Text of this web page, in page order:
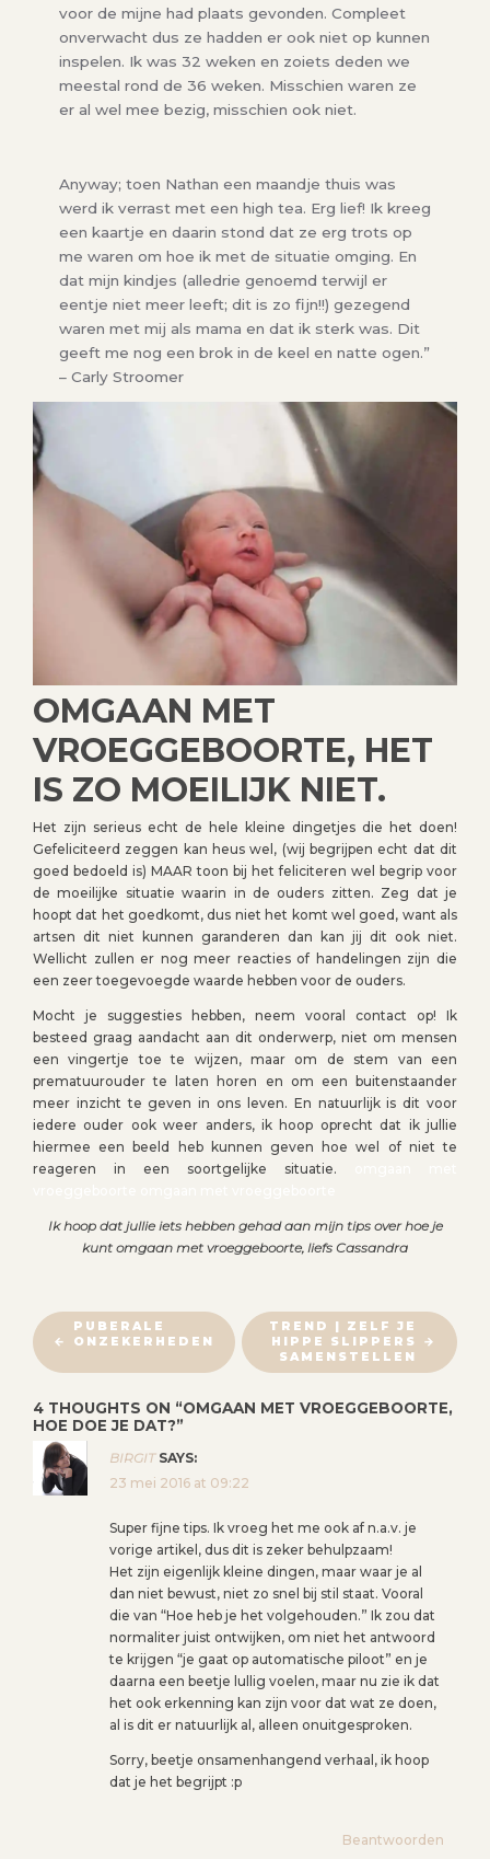
voor de mijne had plaats gevonden. Compleet
onverwacht dus ze hadden er ook niet op kunnen
inspelen. Ik was 32 weken en zoiets deden we
meestal rond de 36 weken. Misschien waren ze
er al wel mee bezig, misschien ook niet.
Anyway; toen Nathan een maandje thuis was
werd ik verrast met een high tea. Erg lief! Ik kreeg
een kaartje en daarin stond dat ze erg trots op
me waren om hoe ik met de situatie omging. En
dat mijn kindjes (alledrie genoemd terwijl er
eentje niet meer leeft; dit is zo fijn!!) gezegend
waren met mij als mama en dat ik sterk was. Dit
geeft me nog een brok in de keel en natte ogen.”
– Carly Stroomer
OMGAAN MET
VROEGGEBOORTE, HET
IS ZO MOEILIJK NIET.
Het zijn serieus echt de hele kleine dingetjes die het doen!
Gefeliciteerd zeggen kan heus wel, (wij begrijpen echt dat dit
goed bedoeld is) MAAR toon bij het feliciteren wel begrip voor
de moeilijke situatie waarin in de ouders zitten. Zeg dat je
hoopt dat het goedkomt, dus niet het komt wel goed, want als
artsen dit niet kunnen garanderen dan kan jij dit ook niet.
Wellicht zullen er nog meer reacties of handelingen zijn die
een zeer toegevoegde waarde hebben voor de ouders.
Mocht je suggesties hebben, neem vooral contact op! Ik
besteed graag aandacht aan dit onderwerp, niet om mensen
een vingertje toe te wijzen, maar om de stem van een
prematuurouder te laten horen en om een buitenstaander
meer inzicht te geven in ons leven. En natuurlijk is dit voor
iedere ouder ook weer anders, ik hoop oprecht dat ik jullie
hiermee een beeld heb kunnen geven hoe wel of niet te
reageren in een soortgelijke situatie.
Ik hoop dat jullie iets hebben gehad aan mijn tips over hoe je
kunt omgaan met vroeggeboorte, liefs Cassandra
B
E
I
C
H
T
PUBERALE
ONZEKERHEDEN
TREND | ZELF JE
HIPPE SLIPPERS
SAMENSTELLEN
4 THOUGHTS ON “OMGAAN MET VROEGGEBOORTE,
HOE DOE JE DAT?”
BIRGIT SAYS:
23 mei 2016 at 09:22
Super fijne tips. Ik vroeg het me ook af n.a.v. je
vorige artikel, dus dit is zeker behulpzaam!
Het zijn eigenlijk kleine dingen, maar waar je al
dan niet bewust, niet zo snel bij stil staat. Vooral
die van “Hoe heb je het volgehouden.” Ik zou dat
normaliter juist ontwijken, om niet het antwoord
te krijgen “je gaat op automatische piloot” en je
daarna een beetje lullig voelen, maar nu zie ik dat
het ook erkenning kan zijn voor dat wat ze doen,
al is dit er natuurlijk al, alleen onuitgesproken.
Sorry, beetje onsamenhangend verhaal, ik hoop
dat je het begrijpt :p
Beantwoorden